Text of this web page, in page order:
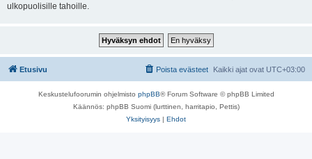
ulkopuolisille tahoille.
Etusivu Kaikki ajat ovat UTC+03:00
Poista evästeet
Keskustelufoorumin ohjelmisto phpBB® Forum Software © phpBB Limited
Käännös: phpBB Suomi (lurttinen, harritapio, Pettis)
Yksityisyys | Ehdot